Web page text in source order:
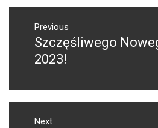
NAWIGACJA
WPISUPrevious
Previous
post:
Szczęśliwego
2023!
Next